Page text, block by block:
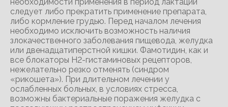
следует либо прекратить применение препарата,
либо кормление грудью. Перед началом лечения
необходимо исключить возможность наличия
злокачественного заболевания пищевода, желудка
или двенадцатиперстной кишки. Фамотидин, как и
все блокаторы Н2-гистаминовых рецепторов,
нежелательно резко отменять (синдром
«рикошета»). При длительном лечении у
ослабленных больных, в условиях стресса,
возможны бактериальные поражения желудка с